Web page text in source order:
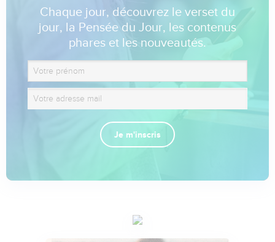
Chaque jour, découvrez le verset du
jour, la Pensée du Jour, les contenus
phares et les nouveautés.
Je m'inscris